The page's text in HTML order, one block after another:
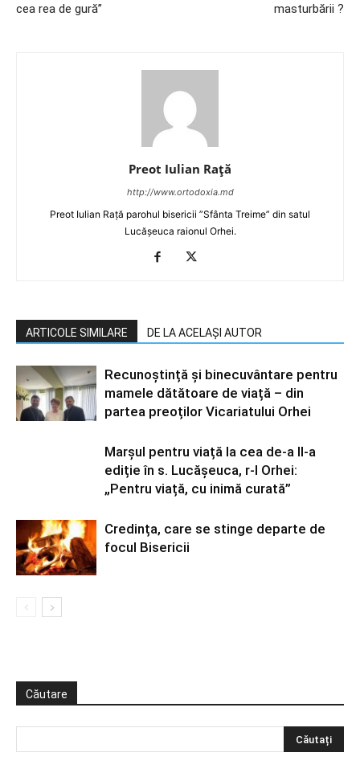
cea rea de gură”
masturbării ?
Preot Iulian Raţă
http://www.ortodoxia.md
Preot Iulian Rață parohul bisericii ”Sfânta Treime” din satul
Lucășeuca raionul Orhei.
ARTICOLE SIMILARE DE LA ACELAȘI AUTOR
Recunoștință și binecuvântare pentru
mamele dătătoare de viață – din
partea preoților Vicariatului Orhei
Marșul pentru viață la cea de-a II-a
ediție în s. Lucășeuca, r-l Orhei:
„Pentru viață, cu inimă curată”
Credința, care se stinge departe de
focul Bisericii
Căutare